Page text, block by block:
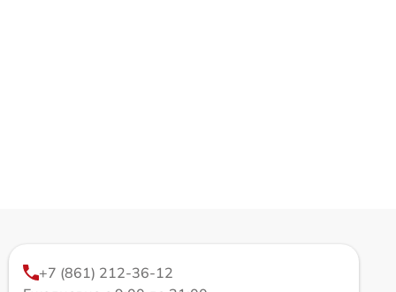
+7 (861) 212-36-12